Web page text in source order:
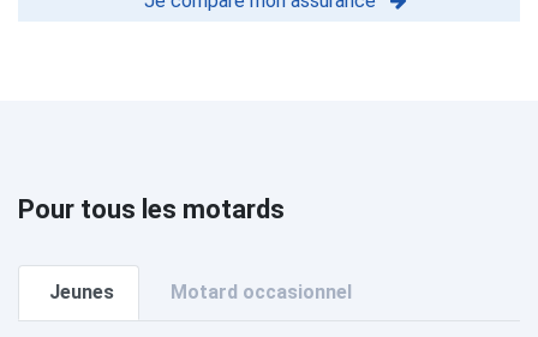
Pour tous les motards
Jeunes Motard occasionnel